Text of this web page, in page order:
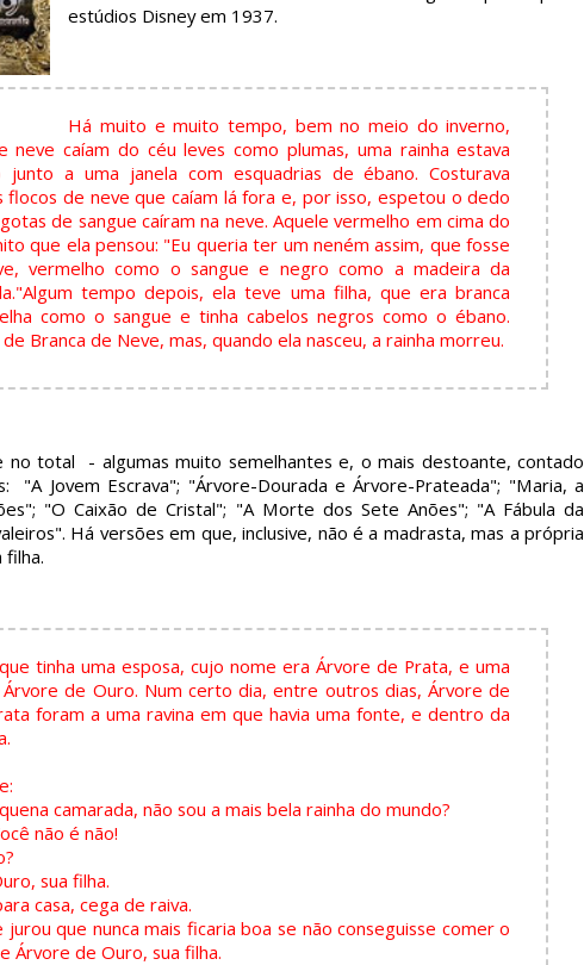
estúdios Disney em 1937.
Há muito e muito tempo, bem no meio do inverno,
neve caíam do céu leves como plumas, uma rainha estava
junto a uma janela com esquadrias de ébano. Costurava
flocos de neve que caíam lá fora e, por isso, espetou o dedo
de sangue caíram na neve. Aquele vermelho em cima do
que ela pensou: "Eu queria ter um neném assim, que fosse
vermelho como o sangue e negro como a madeira da
Algum tempo depois, ela teve uma filha, que era branca
como o sangue e tinha cabelos negros como o ébano.
Branca de Neve, mas, quando ela nasceu, a rainha morreu.
total - algumas muito semelhantes e, o mais destoante, contado
"A Jovem Escrava"; "Árvore-Dourada e Árvore-Prateada"; "Maria, a
"O Caixão de Cristal"; "A Morte dos Sete Anões"; "A Fábula da
Há versões em que, inclusive, não é a madrasta, mas a própria
filha.
tinha uma esposa, cujo nome era Árvore de Prata, e uma
de Ouro. Num certo dia, entre outros dias, Árvore de
foram a uma ravina em que havia uma fonte, e dentro da
camarada, não sou a mais bela rainha do mundo?
não é não!
sua filha.
casa, cega de raiva.
que nunca mais ficaria boa se não conseguisse comer o
Árvore de Ouro, sua filha.